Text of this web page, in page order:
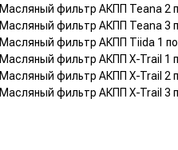
Масляный фильтр АКПП Teana 2
Масляный фильтр АКПП Teana 3
Масляный фильтр АКПП Tiida 1
Масляный фильтр АКПП X-Trail 1
Масляный фильтр АКПП X-Trail 2
Масляный фильтр АКПП X-Trail 3